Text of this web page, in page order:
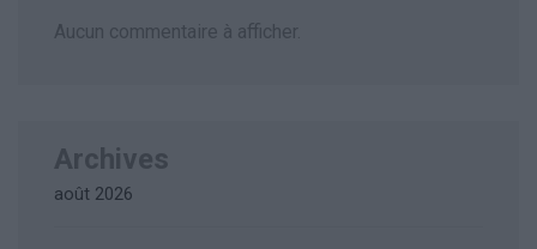
Aucun commentaire à afficher.
Archives
août 2026